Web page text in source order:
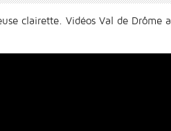
clairette. Vidéos Val de Drôme a